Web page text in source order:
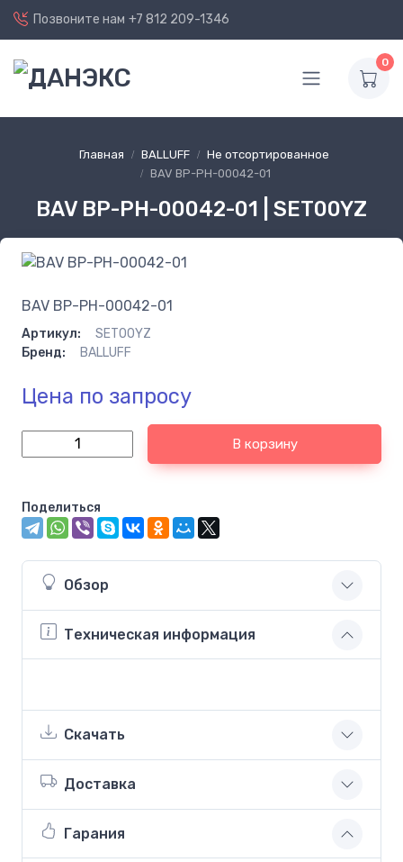
Позвоните нам +7 812 209-1346
0
Главная BALLUFF
Не отсортированное
BAV BP-PH-00042-01
BAV BP-PH-00042-01 | SET00YZ
BAV BP-PH-00042-01
Артикул:
SET00YZ
Бренд:
BALLUFF
Цена по запросу
В корзину
Поделиться
Обзор
Техническая информация
Скачать
Доставка
Гарания